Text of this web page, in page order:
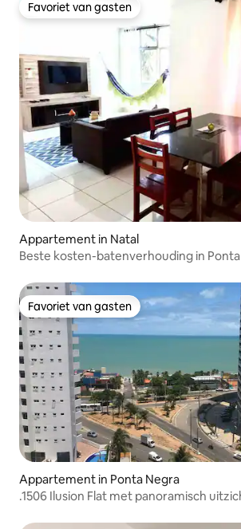
Favoriet van gasten
Favoriet van gasten
Appartement in Natal
Beste kosten-batenverhouding in
Favoriet van gasten
Favoriet van gasten
Appartement in Ponta Negra
.1506 Ilusion Flat met panoramisch